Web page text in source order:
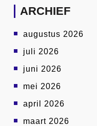
ARCHIEF
augustus 2026
juli 2026
juni 2026
mei 2026
april 2026
maart 2026